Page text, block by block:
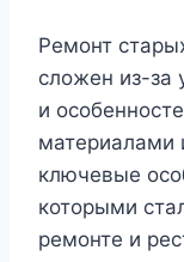
Ремонт
сложен из-за
и
материалами
ключевые
которыми
ремонте и